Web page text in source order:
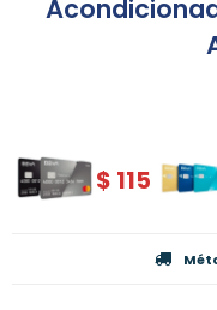
$ 115